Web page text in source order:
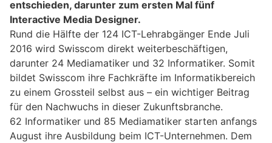
entschieden, darunter zum ersten Mal fünf
Interactive Media Designer.
Rund die Hälfte der 124 ICT-Lehrabgänger Ende Juli
2016 wird Swisscom direkt weiterbeschäftigen,
darunter 24 Mediamatiker und 32 Informatiker. Somit
bildet Swisscom ihre Fachkräfte im Informatikbereich
zu einem Grossteil selbst aus – ein wichtiger Beitrag
für den Nachwuchs in dieser Zukunftsbranche.
62 Informatiker und 85 Mediamatiker starten anfangs
August ihre Ausbildung beim ICT-Unternehmen. Dem